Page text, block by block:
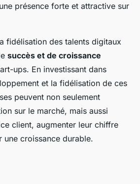
présence forte et attractive sur
fidélisation des talents digitaux
succès et de croissance
ups. En investissant dans
et la fidélisation de ces
peuvent non seulement
sur le marché, mais aussi
client, augmenter leur chiffre
une croissance durable.